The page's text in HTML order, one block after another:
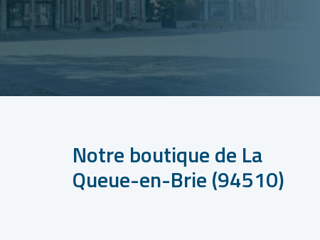
Notre boutique de La
Queue-en-Brie (94510)